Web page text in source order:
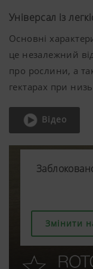
Універсал із
Основні
це незалежний
про рослини, а
гектарах при
Відео
Змінити
Змінити
Змінити